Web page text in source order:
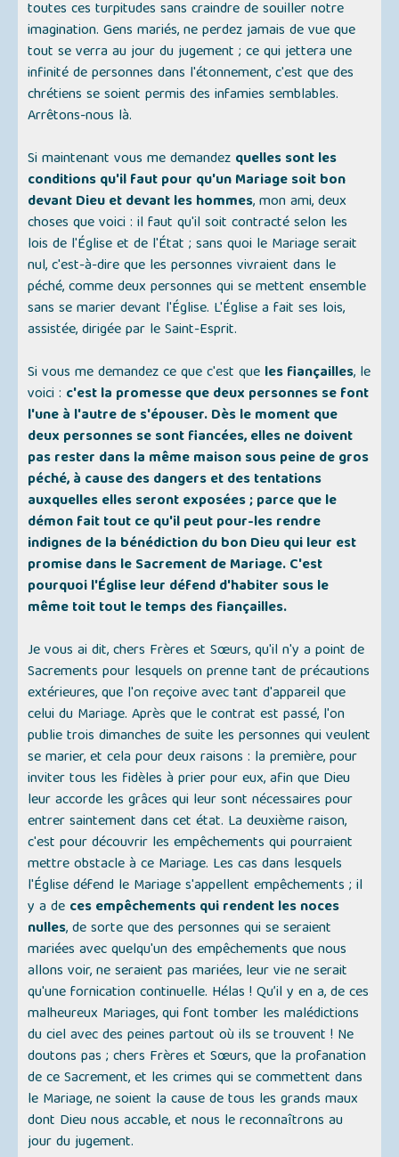
toutes ces turpitudes sans craindre de souiller notre
imagination. Gens mariés, ne perdez jamais de vue que
tout se verra au jour du jugement ; ce qui jettera une
infinité de personnes dans l'étonnement, c'est que des
chrétiens se soient permis des infamies semblables.
Arrêtons-nous là.
Si maintenant vous me demandez quelles sont les
conditions qu'il faut pour qu'un Mariage soit bon
devant Dieu et devant les hommes, mon ami, deux
choses que voici : il faut qu'il soit contracté selon les
lois de l'Église et de l'État ; sans quoi le Mariage serait
nul, c'est-à-dire que les personnes vivraient dans le
péché, comme deux personnes qui se mettent ensemble
sans se marier devant l'Église. L'Église a fait ses lois,
assistée, dirigée par le Saint-Esprit.
Si vous me demandez ce que c'est que les fiançailles, le
voici : c'est la promesse que deux personnes se font
l'une à l'autre de s'épouser. Dès le moment que
deux personnes se sont fiancées, elles ne doivent
pas rester dans la même maison sous peine de gros
péché, à cause des dangers et des tentations
auxquelles elles seront exposées ; parce que le
démon fait tout ce qu'il peut pour-les rendre
indignes de la bénédiction du bon Dieu qui leur est
promise dans le Sacrement de Mariage. C'est
pourquoi l'Église leur défend d'habiter sous le
même toit tout le temps des fiançailles.
Je vous ai dit, chers Frères et Sœurs, qu'il n'y a point de
Sacrements pour lesquels on prenne tant de précautions
extérieures, que l'on reçoive avec tant d'appareil que
celui du Mariage. Après que le contrat est passé, l'on
publie trois dimanches de suite les personnes qui veulent
se marier, et cela pour deux raisons : la première, pour
inviter tous les fidèles à prier pour eux, afin que Dieu
leur accorde les grâces qui leur sont nécessaires pour
entrer saintement dans cet état. La deuxième raison,
c'est pour découvrir les empêchements qui pourraient
mettre obstacle à ce Mariage. Les cas dans lesquels
l'Église défend le Mariage s'appellent empêchements ; il
y a de ces empêchements qui rendent les noces
nulles, de sorte que des personnes qui se seraient
mariées avec quelqu'un des empêchements que nous
allons voir, ne seraient pas mariées, leur vie ne serait
qu'une fornication continuelle. Hélas ! Qu’il y en a, de ces
malheureux Mariages, qui font tomber les malédictions
du ciel avec des peines partout où ils se trouvent ! Ne
doutons pas ; chers Frères et Sœurs, que la profanation
de ce Sacrement, et les crimes qui se commettent dans
le Mariage, ne soient la cause de tous les grands maux
dont Dieu nous accable, et nous le reconnaîtrons au
jour du jugement.